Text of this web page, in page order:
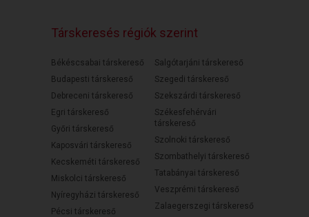
Társkeresés régiók szerint
Békéscsabai társkereső
Budapesti társkereső
Debreceni társkereső
Egri társkereső
Győri társkereső
Kaposvári társkereső
Kecskeméti társkereső
Miskolci társkereső
Nyíregyházi társkereső
Pécsi társkereső
Salgótarjáni társkereső
Szegedi társkereső
Szekszárdi társkereső
Székesfehérvári
társkereső
Szolnoki társkereső
Szombathelyi társkereső
Tatabányai társkereső
Veszprémi társkereső
Zalaegerszegi társkereső